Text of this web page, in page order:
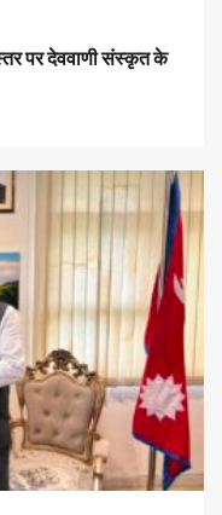
पर देववाणी संस्कृत के